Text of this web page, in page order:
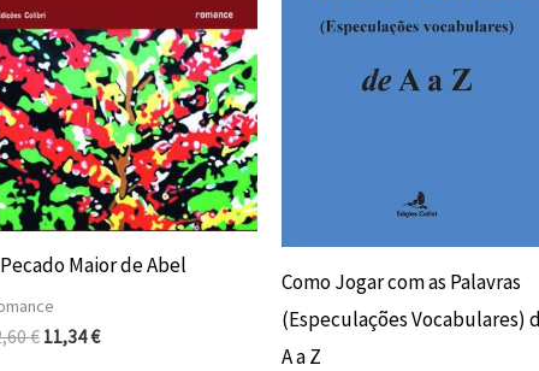
Maior de Abel
€ 11,34€
Como Jogar com as Palavras
(Especulações Vocabulares)
A a Z